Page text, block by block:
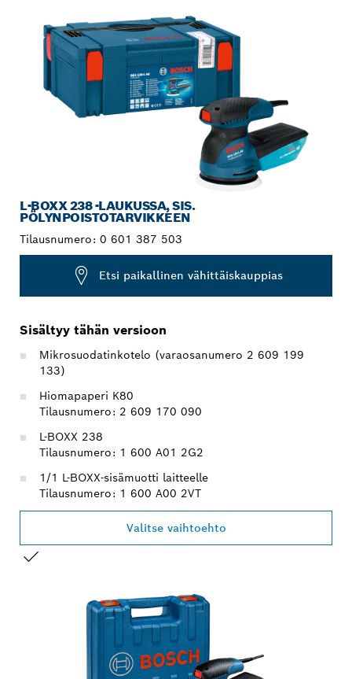
L-BOXX 238 -LAUKUSSA, SIS.
PÖLYNPOISTOTARVIKKEEN
Tilausnumero: 0 601 387 503
Etsi paikallinen vähittäiskauppias
Sisältyy tähän versioon
Mikrosuodatinkotelo (varaosanumero 2 609 199
133)
Hiomapaperi K80
Tilausnumero: 2 609 170 090
L-BOXX 238
Tilausnumero: 1 600 A01 2G2
1/1 L-BOXX-sisämuotti laitteelle
Tilausnumero: 1 600 A00 2VT
Valitse vaihtoehto